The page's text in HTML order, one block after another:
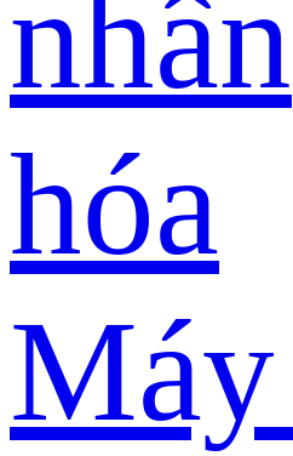
nhân
hóa